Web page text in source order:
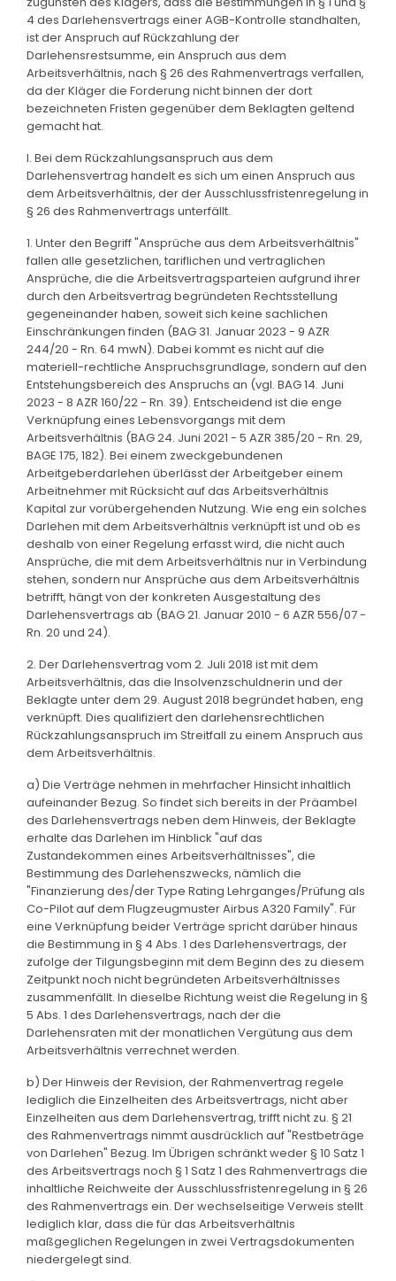
4 des Darlehensvertrags einer AGB-Kontrolle standhalten,
ist der Anspruch auf Rückzahlung der
Darlehensrestsumme, ein Anspruch aus dem
Arbeitsverhältnis, nach § 26 des Rahmenvertrags verfallen,
da der Kläger die Forderung nicht binnen der dort
bezeichneten Fristen gegenüber dem Beklagten geltend
gemacht hat.
I. Bei dem Rückzahlungsanspruch aus dem
Darlehensvertrag handelt es sich um einen Anspruch aus
dem Arbeitsverhältnis, der der Ausschlussfristenregelung in
§ 26 des Rahmenvertrags unterfällt.
1. Unter den Begriff "Ansprüche aus dem Arbeitsverhältnis"
fallen alle gesetzlichen, tariflichen und vertraglichen
Ansprüche, die die Arbeitsvertragsparteien aufgrund ihrer
durch den Arbeitsvertrag begründeten Rechtsstellung
gegeneinander haben, soweit sich keine sachlichen
Einschränkungen finden (BAG 31. Januar 2023 - 9 AZR
244/20 - Rn. 64 mwN). Dabei kommt es nicht auf die
materiell-rechtliche Anspruchsgrundlage, sondern auf den
Entstehungsbereich des Anspruchs an (vgl. BAG 14. Juni
2023 - 8 AZR 160/22 - Rn. 39). Entscheidend ist die enge
Verknüpfung eines Lebensvorgangs mit dem
Arbeitsverhältnis (BAG 24. Juni 2021 - 5 AZR 385/20 - Rn. 29,
BAGE 175, 182). Bei einem zweckgebundenen
Arbeitgeberdarlehen überlässt der Arbeitgeber einem
Arbeitnehmer mit Rücksicht auf das Arbeitsverhältnis
Kapital zur vorübergehenden Nutzung. Wie eng ein solches
Darlehen mit dem Arbeitsverhältnis verknüpft ist und ob es
deshalb von einer Regelung erfasst wird, die nicht auch
Ansprüche, die mit dem Arbeitsverhältnis nur in Verbindung
stehen, sondern nur Ansprüche aus dem Arbeitsverhältnis
betrifft, hängt von der konkreten Ausgestaltung des
Darlehensvertrags ab (BAG 21. Januar 2010 - 6 AZR 556/07 -
Rn. 20 und 24).
2. Der Darlehensvertrag vom 2. Juli 2018 ist mit dem
Arbeitsverhältnis, das die Insolvenzschuldnerin und der
Beklagte unter dem 29. August 2018 begründet haben, eng
verknüpft. Dies qualifiziert den darlehensrechtlichen
Rückzahlungsanspruch im Streitfall zu einem Anspruch aus
dem Arbeitsverhältnis.
a) Die Verträge nehmen in mehrfacher Hinsicht inhaltlich
aufeinander Bezug. So findet sich bereits in der Präambel
des Darlehensvertrags neben dem Hinweis, der Beklagte
erhalte das Darlehen im Hinblick "auf das
Zustandekommen eines Arbeitsverhältnisses", die
Bestimmung des Darlehenszwecks, nämlich die
"Finanzierung des/der Type Rating Lehrganges/Prüfung als
Co-Pilot auf dem Flugzeugmuster Airbus A320 Family". Für
eine Verknüpfung beider Verträge spricht darüber hinaus
die Bestimmung in § 4 Abs. 1 des Darlehensvertrags, der
zufolge der Tilgungsbeginn mit dem Beginn des zu diesem
Zeitpunkt noch nicht begründeten Arbeitsverhältnisses
zusammenfällt. In dieselbe Richtung weist die Regelung in §
5 Abs. 1 des Darlehensvertrags, nach der die
Darlehensraten mit der monatlichen Vergütung aus dem
Arbeitsverhältnis verrechnet werden.
b) Der Hinweis der Revision, der Rahmenvertrag regele
lediglich die Einzelheiten des Arbeitsvertrags, nicht aber
Einzelheiten aus dem Darlehensvertrag, trifft nicht zu. § 21
des Rahmenvertrags nimmt ausdrücklich auf "Restbeträge
von Darlehen" Bezug. Im Übrigen schränkt weder § 10 Satz 1
des Arbeitsvertrags noch § 1 Satz 1 des Rahmenvertrags die
inhaltliche Reichweite der Ausschlussfristenregelung in § 26
des Rahmenvertrags ein. Der wechselseitige Verweis stellt
lediglich klar, dass die für das Arbeitsverhältnis
maßgeglichen Regelungen in zwei Vertragsdokumenten
niedergelegt sind.